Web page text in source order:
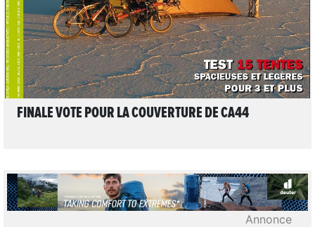
FINALE VOTE POUR LA COUVERTURE DE CA44
Annonce